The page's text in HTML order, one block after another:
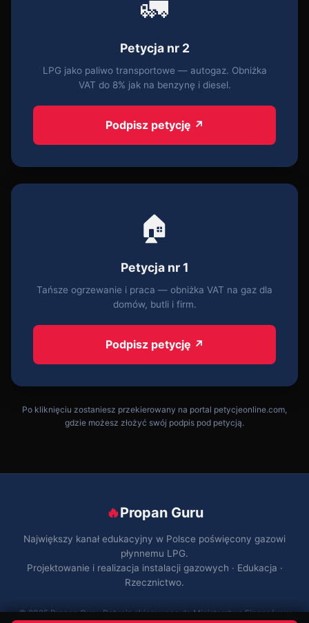
🚛
Petycja nr 2
LPG jako paliwo transportowe — autogaz. Obniżka
VAT do 8% jak na benzynę i diesel.
Podpisz petycję ↗
🏠
Petycja nr 1
Tańsze ogrzewanie i praca — obniżka VAT na gaz dla
domów, butli i firm.
Podpisz petycję ↗
Po kliknięciu zostaniesz przekierowany na portal petycjeonline.com,
gdzie możesz złożyć swój podpis pod petycją.
🔥Propan Guru
Największy kanał edukacyjny w Polsce poświęcony gazowi
płynnemu LPG.
Projektowanie i realizacja instalacji gazowych · Edukacja ·
Rzecznictwo.
© 2025 Propan Guru. Petycja skierowana do Ministerstwa Finansów w